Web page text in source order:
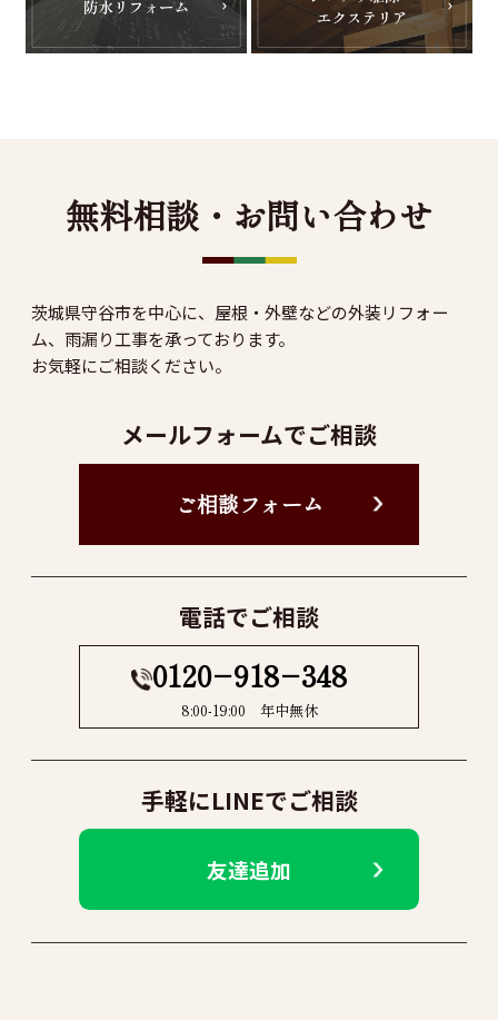
無料相談・お問い合わせ
茨城県守谷市を中心に、屋根・外壁などの外装リフォー
ム、雨漏り工事を承っております。
お気軽にご相談ください。
メールフォームでご相談
ご相談フォーム
電話でご相談
0120−918−348
8:00-19:00 年中無休
手軽にLINEでご相談
友達追加